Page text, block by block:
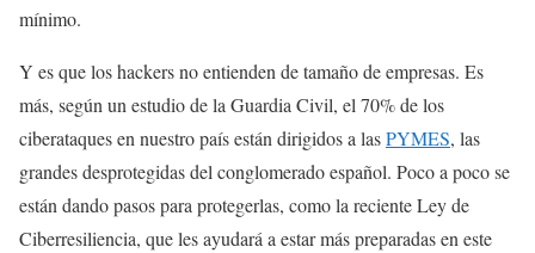
mínimo.
Y es que los hackers no entienden de tamaño de empresas. Es
más, según un estudio de la Guardia Civil, el 70% de los
ciberataques en nuestro país están dirigidos a lasPYMES, las
grandes desprotegidas del conglomerado español. Poco a poco se
están dando pasos para protegerlas, como la reciente Ley de
Ciberresiliencia, que les ayudará a estar más preparadas en este